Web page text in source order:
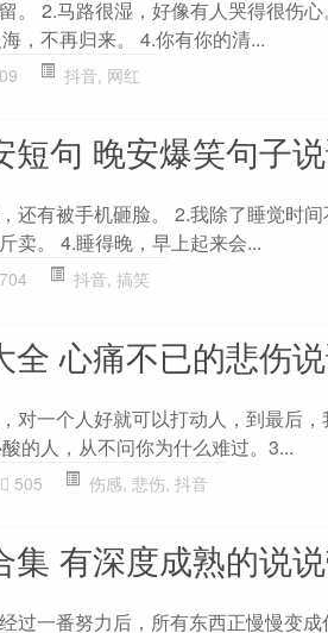
。 2.马路很湿，好像有人哭得很伤心
，不再归来。 4.你有你的清...
抖音, 网红
短句 晚安爆笑句子
还有被手机砸脸。 2.我除了睡觉时
卖。 4.睡得晚，早上起来会...
704 抖音, 搞笑
全 心痛不已的悲伤
对一个人好就可以打动人，到最后
的人，从不问你为什么难过。3...
505 伤感, 悲伤, 抖音
集 有深度成熟的说
过一番努力后，所有东西正慢慢变